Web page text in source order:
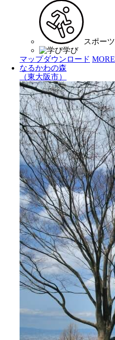
スポーツ
学び
マップダウンロード MORE
なるかわの森
（東大阪市）